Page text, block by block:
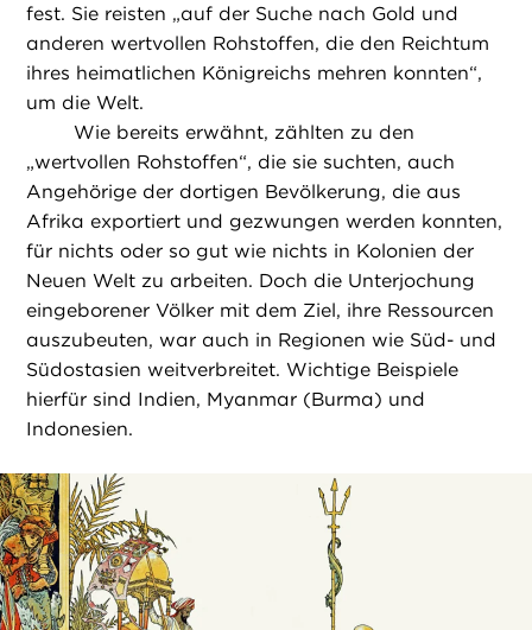
fest. Sie reisten „auf der Suche nach Gold und
anderen wertvollen Rohstoffen, die den Reichtum
ihres heimatlichen Königreichs mehren konnten“,
um die Welt.
Wie bereits erwähnt, zählten zu den
„wertvollen Rohstoffen“, die sie suchten, auch
Angehörige der dortigen Bevölkerung, die aus
Afrika exportiert und gezwungen werden konnten,
für nichts oder so gut wie nichts in Kolonien der
Neuen Welt zu arbeiten. Doch die Unterjochung
eingeborener Völker mit dem Ziel, ihre Ressourcen
auszubeuten, war auch in Regionen wie Süd- und
Südostasien weitverbreitet. Wichtige Beispiele
hierfür sind Indien, Myanmar (Burma) und
Indonesien.